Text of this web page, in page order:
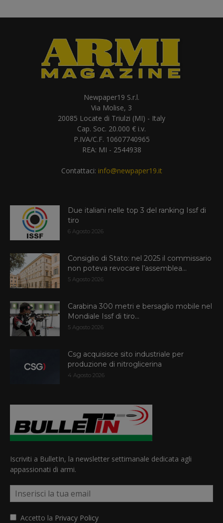
Newpaper19 S.r.l.
Via Molise, 3
20085 Locate di Triulzi (MI) - Italy
Cap. Soc. 20.000 € i.v.
P.IVA/C.F. 10607740965
REA: MI - 2544938
Contattaci: info@newpaper19.it
Due italiani nelle top 3 del ranking Issf di
tiro
6 Agosto 2026
Consiglio di Stato: nel 2025 il commissario
non poteva revocare l’assemblea...
5 Agosto 2026
Carabina 300 metri e bersaglio mobile nel
Mondiale Issf di tiro...
5 Agosto 2026
Csg acquisisce sito industriale per
produzione di nitroglicerina
4 Agosto 2026
Iscriviti a BulletIn, la newsletter settimanale dedicata agli
appassionati di armi.
Accetto la Privacy Policy